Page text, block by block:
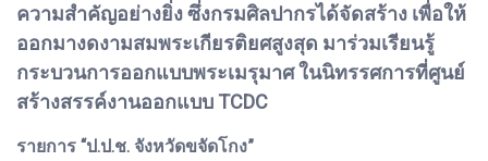
ความสำคัญอย่างยิ่ง ซึ่งกรมศิลปากรได้จัดสร้าง เพื่อให้
ออกมางดงามสมพระเกียรติยศสูงสุด มาร่วมเรียนรู้
กระบวนการออกแบบพระเมรุมาศ ในนิทรรศการที่ศูนย์
สร้างสรรค์งานออกแบบ TCDC
รายการ “ป.ป.ช. จังหวัดขจัดโกง”